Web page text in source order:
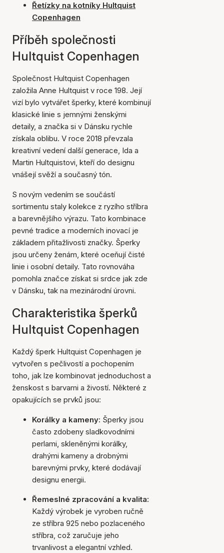
Řetízky na kotníky Hultquist
Copenhagen
Příběh společnosti
Hultquist Copenhagen
Společnost Hultquist Copenhagen
založila Anne Hultquist v roce 198. Její
vizí bylo vytvářet šperky, které kombinují
klasické linie s jemnými ženskými
detaily, a značka si v Dánsku rychle
získala oblibu. V roce 2018 převzala
kreativní vedení další generace, Ida a
Martin Hultquistovi, kteří do designu
vnášejí svěží a současný tón.
S novým vedením se součástí
sortimentu staly kolekce z ryzího stříbra
a barevnějšího výrazu. Tato kombinace
pevné tradice a moderních inovací je
základem přitažlivosti značky. Šperky
jsou určeny ženám, které oceňují čisté
linie i osobní detaily. Tato rovnováha
pomohla značce získat si srdce jak zde
v Dánsku, tak na mezinárodní úrovni.
Charakteristika šperků
Hultquist Copenhagen
Každý šperk Hultquist Copenhagen je
vytvořen s pečlivostí a pochopením
toho, jak lze kombinovat jednoduchost a
ženskost s barvami a živostí. Některé z
opakujících se prvků jsou:
Korálky a kameny: Šperky jsou
často zdobeny sladkovodními
perlami, skleněnými korálky,
drahými kameny a drobnými
barevnými prvky, které dodávají
designu energii.
Řemeslné zpracování a kvalita:
Každý výrobek je vyroben ručně
ze stříbra 925 nebo pozlaceného
stříbra, což zaručuje jeho
trvanlivost a elegantní vzhled.